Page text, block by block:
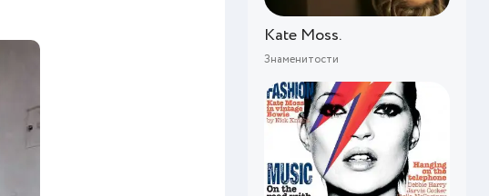
Kate Moss.
Знаменитости